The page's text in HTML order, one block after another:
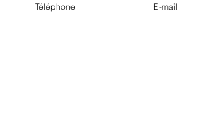
Téléphone E-mail